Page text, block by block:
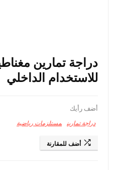
دراجة تمارين
للاستخدام الداخلي
أضف رأيك
دراجة تمارين مستلزمات رياضية
أضف للمقارنة